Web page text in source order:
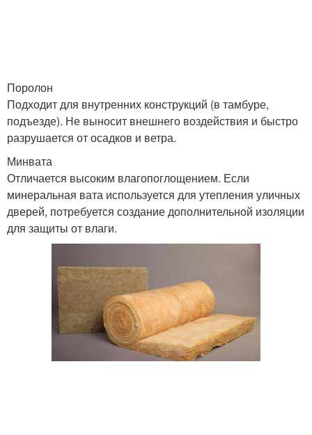
Поролон
Подходит для внутренних конструкций (в тамбуре,
подъезде). Не выносит внешнего воздействия и быстро
разрушается от осадков и ветра.
Минвата
Отличается высоким влагопоглощением. Если
минеральная вата используется для утепления уличных
дверей, потребуется создание дополнительной изоляции
для защиты от влаги.